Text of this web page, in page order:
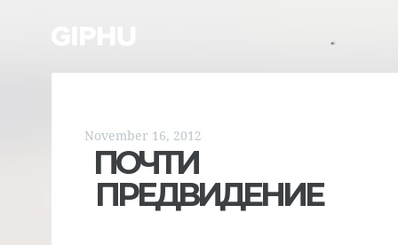
November 16, 2012
ПОЧТИ
ПРЕДВИДЕНИЕ